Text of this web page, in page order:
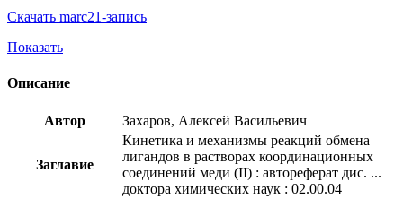
Скачать marc21-запись
Показать
Описание
Автор Захаров, Алексей Васильевич
Заглавие
Кинетика и механизмы реакций обмена
лигандов в растворах координационных
соединений меди (II) : автореферат дис. ...
доктора химических наук : 02.00.04